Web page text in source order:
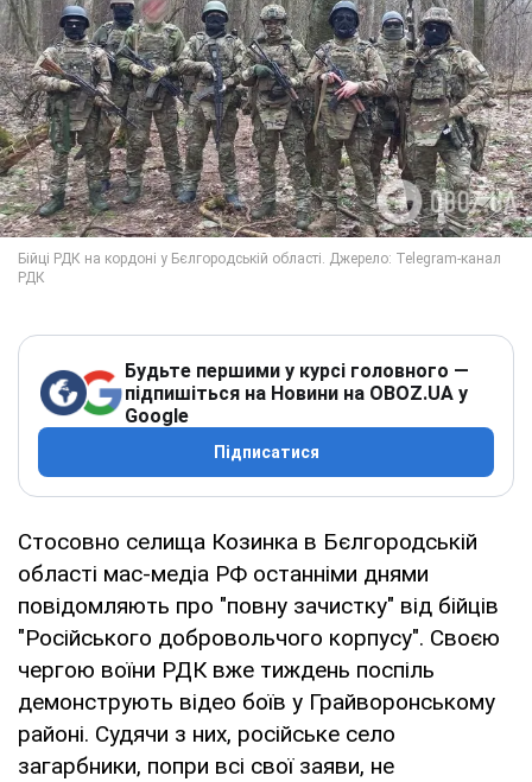
Будьте першими у курсі головного —
підпишіться на Новини на OBOZ.UA у
Google
Підписатися
Стосовно селища Козинка в Бєлгородській
області мас-медіа РФ останніми днями
повідомляють про "повну зачистку" від бійців
"Російського добровольчого корпусу". Своєю
чергою воїни РДК вже тиждень поспіль
демонструють відео боїв у Грайворонському
районі. Судячи з них, російське село
загарбники, попри всі свої заяви, не